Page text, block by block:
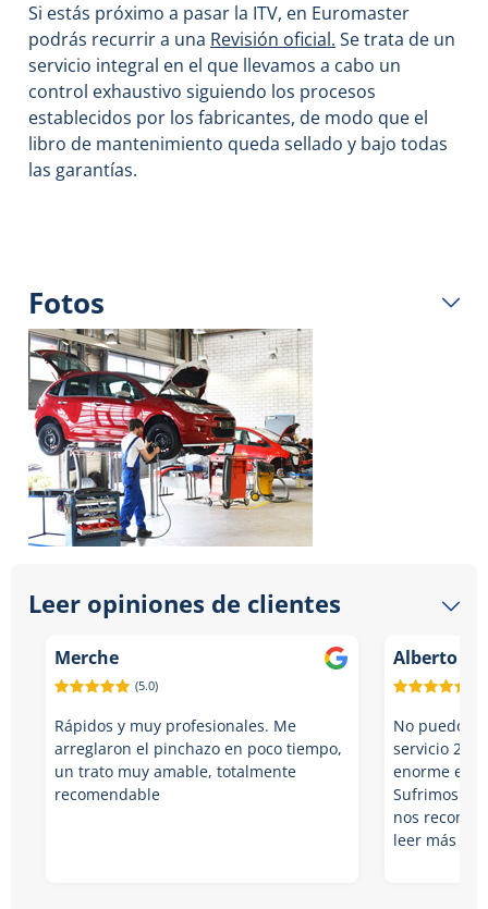
Si estás próximo a pasar la ITV, en Euromaster
podrás recurrir a una Revisión oficial. Se trata de un
servicio integral en el que llevamos a cabo un
control exhaustivo siguiendo los procesos
establecidos por los fabricantes, de modo que el
libro de mantenimiento queda sellado y bajo todas
las garantías.
Fotos
Leer opiniones de clientes
Merche
(5.0)
Rápidos y muy profesionales. Me
arreglaron el pinchazo en poco tiempo,
un trato muy amable, totalmente
recomendable
Alberto RN
No puedo
servicio 24h
enorme
Sufrimos
nos
leer más